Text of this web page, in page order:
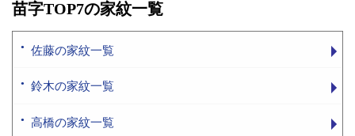
苗字TOP7の家紋一覧
佐藤の家紋一覧
鈴木の家紋一覧
高橋の家紋一覧